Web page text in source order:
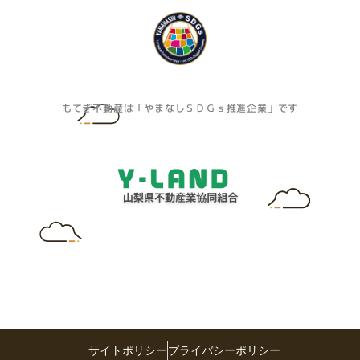
もてぎ不動産は「やまなしＳＤＧｓ推進企業」です
サイトポリシープライバシーポリシー